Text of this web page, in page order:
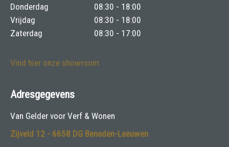
Donderdag
08:30 - 18:00
Vrijdag
08:30 - 18:00
Zaterdag
08:30 - 17:00
Vind hier onze showroom
Adresgegevens
Van Gelder voor Verf & Wonen
Zijveld 12 - 6658 DG Beneden-Leeuwen